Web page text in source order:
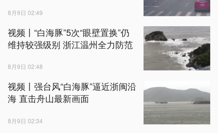
8月9日 02:49
视频丨“白海豚”5次“眼壁置换”仍
维持较强级别 浙江温州全力防范
8月9日 02:48
视频丨强台风“白海豚”逼近浙闽沿
海 直击舟山最新画面
8月9日 02:34